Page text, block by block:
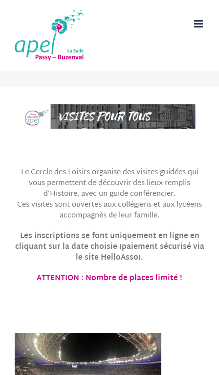
Le Cercle des Loisirs organise des visites guidées qui
vous permettent de découvrir des lieux remplis
d’Histoire, avec un guide conférencier.
Ces visites sont ouvertes aux collégiens et aux lycéens
accompagnés de leur famille.
Les inscriptions se font uniquement en ligne en
cliquant sur la date choisie (paiement sécurisé via
le site HelloAsso).
ATTENTION : Nombre de places limité !